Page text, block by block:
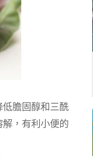
膽固醇和三酰
，有利小便的